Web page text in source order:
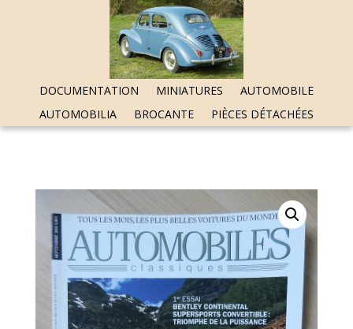
DOCUMENTATION MINIATURES
AUTOMOBILE
AUTOMOBILIA
BROCANTE PIÈCES DÉTACHÉES